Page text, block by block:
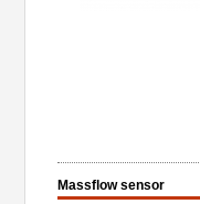
Massflow sensor